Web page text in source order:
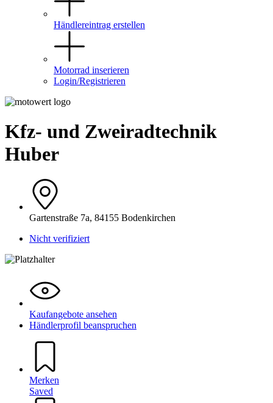
Händlereintrag erstellen
Motorrad inserieren
Login/Registrieren
Kfz- und Zweiradtechnik
Huber
Gartenstraße 7a, 84155 Bodenkirchen
Nicht verifiziert
Kaufangebote ansehen
Händlerprofil beanspruchen
Merken
Saved